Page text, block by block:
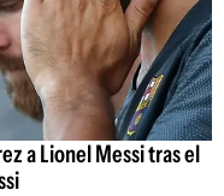
a Lionel Messi tras el